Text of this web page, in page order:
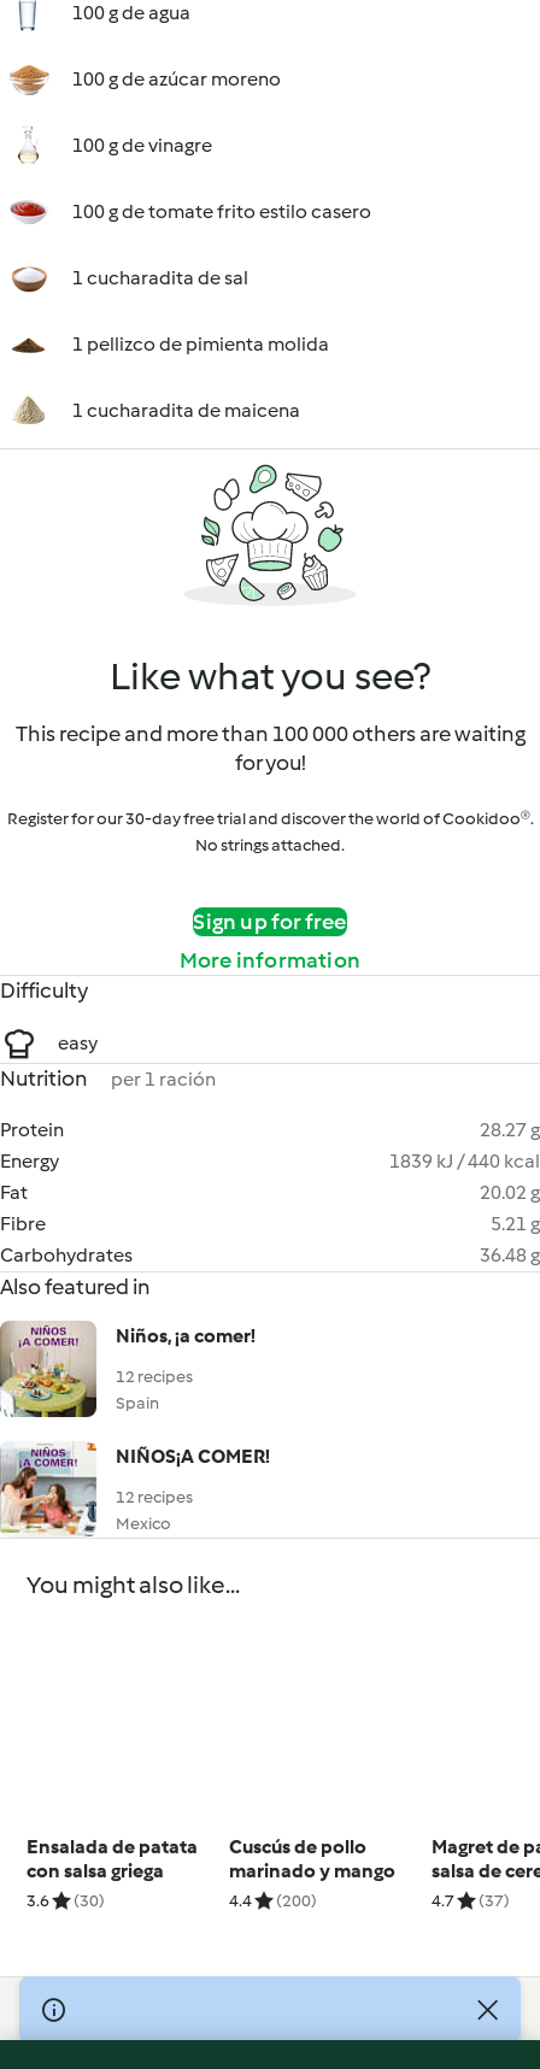
100 g de agua
100 g de azúcar moreno
100 g de vinagre
100 g de tomate frito estilo casero
1 cucharadita de sal
1 pellizco de pimienta molida
1 cucharadita de maicena
Like what you see?
This recipe and more than 100 000 others are waiting
for you!
Register for our 30-day free trial and discover the world of Cookidoo®.
No strings attached.
Sign up for free
More information
Difficulty
easy
Nutrition per 1 ración
Protein
28.27 g
Energy
1839 kJ / 440 kcal
Fat
20.02 g
Fibre
5.21 g
Carbohydrates
36.48 g
Also featured in
Niños, ¡a comer!
12 recipes
Spain
NIÑOS¡A COMER!
12 recipes
Mexico
You might also like...
Ensalada de patata
con salsa griega
3.6 (30)
Cuscús de pollo
marinado y mango
4.4 (200)
Magret de
salsa de
4.7 (37)
© Copyright 2026